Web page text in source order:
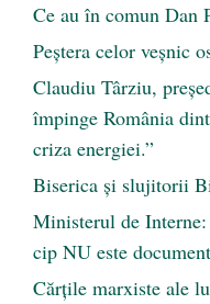
Ce au în comun Dan
Peştera celor veşnic
Claudiu Târziu,
împinge România
criza energiei.”
Biserica și slujitorii
Ministerul de
cip NU este
Cărţile marxiste ale